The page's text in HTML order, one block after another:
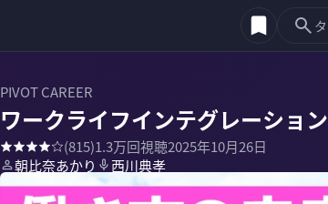
PIVOT CAREER
ワークライフインテグレーション
(815)1.3万回視聴2025年10月26日
朝比奈あかり
西川典孝